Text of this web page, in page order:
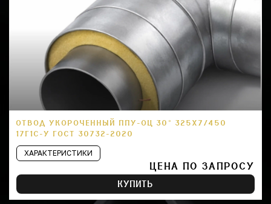
ОТВОД УКОРОЧЕННЫЙ ППУ-ОЦ 30° 325Х7/450
17Г1С-У ГОСТ 30732-2020
ХАРАКТЕРИСТИКИ
ЦЕНА ПО ЗАПРОСУ
КУПИТЬ